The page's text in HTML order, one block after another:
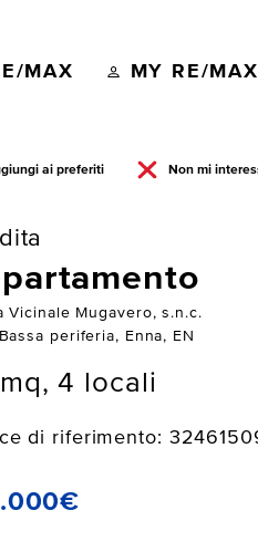
MAX MY RE/MAX
ai preferiti Non mi
Vicinale Mugavero, s.n.c.
periferia, Enna, EN
4 locali
di riferimento: